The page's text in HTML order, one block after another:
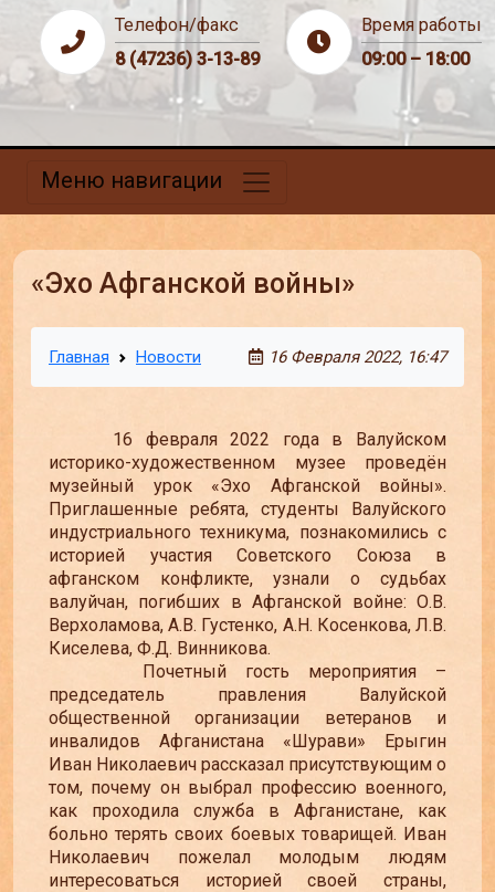
Телефон/факс
8 (47236) 3-13-89
Время работы
09:00 – 18:00
Меню навигации
«Эхо Афганской войны»
Главная Новости 16 Февраля 2022, 16:47
16 февраля 2022 года в Валуйском
историко-художественном музее проведён
музейный урок «Эхо Афганской войны».
Приглашенные ребята, студенты Валуйского
индустриального техникума, познакомились с
историей участия Советского Союза в
афганском конфликте, узнали о судьбах
валуйчан, погибших в Афганской войне: О.В.
Верхоламова, А.В. Густенко, А.Н. Косенкова, Л.В.
Киселева, Ф.Д. Винникова.
Почетный гость мероприятия –
председатель правления Валуйской
общественной организации ветеранов и
инвалидов Афганистана «Шурави» Ерыгин
Иван Николаевич рассказал присутствующим о
том, почему он выбрал профессию военного,
как проходила служба в Афганистане, как
больно терять своих боевых товарищей. Иван
Николаевич пожелал молодым людям
интересоваться историей своей страны,